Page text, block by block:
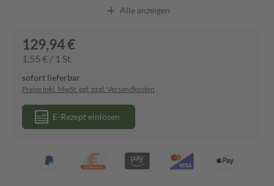
Alle anzeigen
129,94 €
1,55 € / 1 St
sofort lieferbar
Preise inkl. MwSt. ggf. zzgl. Versandkosten
E-Rezept einlösen